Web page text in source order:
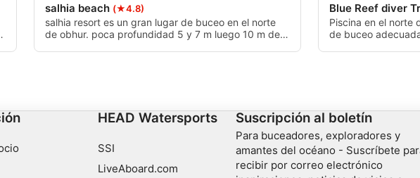
salhia beach (★4.8)
salhia resort es un gran lugar de buceo en el norte
de obhur. poca profundidad 5 y 7 m luego 10 m de
Blue Reef diver
Piscina en el norte
de buceo
HEAD Watersports
SSI
LiveAboard.com
Suscripción al boletín
Para buceadores, exploradores y
amantes del océano - Suscríbete
recibir por correo electrónico